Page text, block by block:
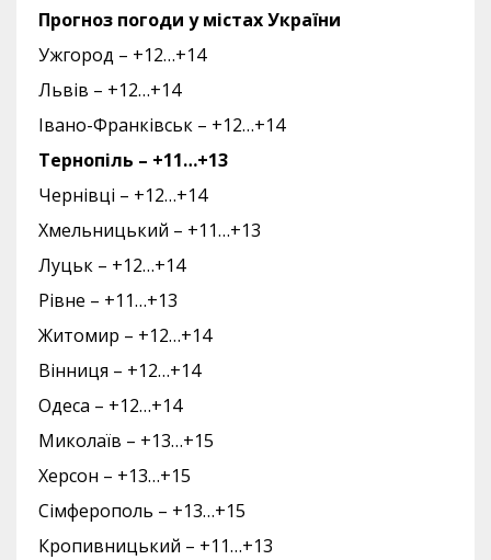
Прогноз погоди у містах України
Ужгород – +12…+14
Львів – +12…+14
Івано-Франківськ – +12…+14
Тернопіль – +11…+13
Чернівці – +12…+14
Хмельницький – +11…+13
Луцьк – +12…+14
Рівне – +11…+13
Житомир – +12…+14
Вінниця – +12…+14
Одеса – +12…+14
Миколаїв – +13…+15
Херсон – +13…+15
Сімферополь – +13…+15
Кропивницький – +11…+13